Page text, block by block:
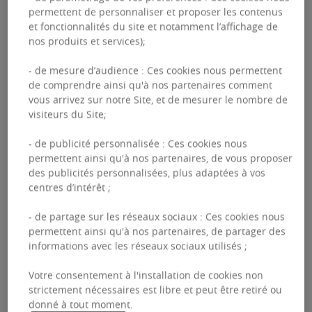
En effet, en 2016, le précédent propriétaire
remet entièrement à neuf tous les plateaux de
bureaux de la tour. En 2019,
pour le compte d’investisseurs tiers et assure
l’asset management depuis lors, en apportant
continuellement des améliorations à
maintenir au niveau des immeubles de bureaux
de haut standing de Paris La Défense.
permettent de personnaliser et proposer les contenus
et fonctionnalités du site et notamment l’affichage de
nos produits et services);
- de mesure d’audience : Ces cookies nous permettent
de comprendre ainsi qu'à nos partenaires comment
vous arrivez sur notre Site, et de mesurer le nombre de
visiteurs du Site;
- de publicité personnalisée : Ces cookies nous
permettent ainsi qu'à nos partenaires, de vous proposer
des publicités personnalisées, plus adaptées à vos
centres d’intérêt ;
- de partage sur les réseaux sociaux : Ces cookies nous
permettent ainsi qu'à nos partenaires, de partager des
informations avec les réseaux sociaux utilisés ;
Votre consentement à l'installation de cookies non
strictement nécessaires est libre et peut être retiré ou
donné à tout moment.